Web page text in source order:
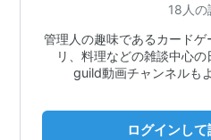
18人の
管理人の趣味であるカード
リ、料理などの雑談中心
guild動画チャンネルも
ログインし